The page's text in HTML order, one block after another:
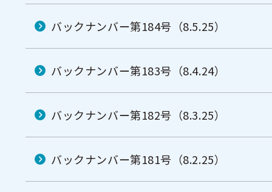
バックナンバー第184号（8.5.25）
バックナンバー第183号（8.4.24）
バックナンバー第182号（8.3.25）
バックナンバー第181号（8.2.25）